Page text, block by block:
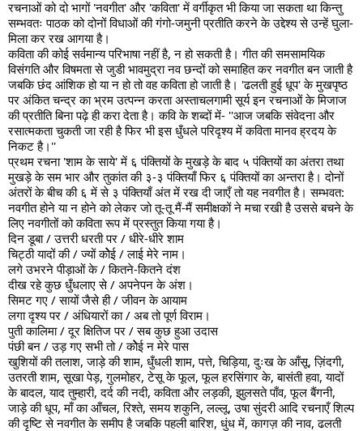
रचनाओं को दो भागों 'नवगीत' और 'कविता' में वर्गीकृत भी किया जा सकता था किन्तु
सम्भवतः पाठक को दोनों विधाओं की गंगो-जमुनी प्रतीति करने के उद्देश्य से उन्हें घुला-
मिला कर रख आगया है।
कविता की कोई सर्वमान्य परिभाषा नहीं है, न हो सकती है। गीत की समसामयिक
विसंगति और विषमता से जुडी भावमुद्रा नव छन्दों को समाहित कर नवगीत बन जाती है
जबकि छंद आंशिक हो या न हो तो वह कविता हो जाती है। 'ढलती हुई धूप' के मुखपृष्ठ
पर अंकित चन्द्र का भ्रम उत्पन्न करता अस्ताचलगामी सूर्य इन रचनाओं के मिजाज
की प्रतीति बिना पढ़े ही करा देता है। कवि के शब्दों में- ''आज जबकि संवेदना और
रसात्मकता चुकती जा रही है फिर भी इस धुँधले परिदृश्य में कविता मानव ह्रदय के
निकट है।''
प्रथम रचना 'शाम के साये' में ६ पंक्तियों के मुखड़े के बाद ५ पंक्तियों का अंतरा तथा
मुखड़े के सम भार और तुकांत की ३-३ पंक्तियाँ फिर ६ पंक्तियों का अन्तरा है। दोनों
अंतरों के बीच की ६ में से ३ पंक्तियाँ अंत में रख दी जाएँ तो यह नवगीत है। सम्भवत:
नवगीत होने या न होने को लेकर जो तू-तू मैं-मैं समीक्षकों ने मचा रखी है उससे बचने के
लिए नवगीतों को कविता रूप में प्रस्तुत किया गया है।
दिन डूबा / उत्तरी धरती पर / धीरे-धीरे शाम
चिट्ठी यादों की / ज्यों कोेेई / लाई मेरे नाम।
लगे उभरने पीड़ाओं के / कितने-कितने दंश
दीख रहे कुछ धुँधलाए से / अपनेपन के अंश।
सिमट गए / सायों जैसे ही / जीवन के आयाम
लगा दृश्य पर / अंधियारों का / अब तो पूर्ण विराम।
पुती कालिमा / दूर क्षितिज पर / सब कुछ हुआ उदास
पंछी बन / उड़ गए सभी तो / कोेेई न मेरे पास
खुशियों की तलाश, जाड़े की शाम, धुँधली शाम, पत्ते, चिड़िया, दुःख के आँसू, ज़िंदगी,
उतरती शाम, सूखा पेड़, गुलमोहर, टेसू के फूल, फूल हरसिंगार के, बासंती हवा, यादों
के बादल, याद तुम्हारी, दर्द की नदी, कविता और लड़की, झुलसते पाँव, फूल बैंगनी,
जाड़े की धूप, माँ का आँचल, रिश्ते, समय शकुनि, लल्लू, उषा सुंदरी आदि रचनाएँ शिल्प
की दृष्टि से नवगीत के समीप है जबकि पहली बारिश, धुंध में, कागज़ की नाव, ढलती